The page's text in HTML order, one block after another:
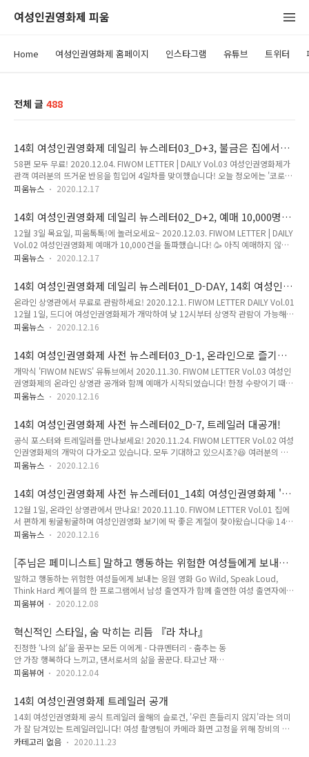
여성인권영화제 피움
Home 여성인권영화제 홈페이지 인스타그램 유튜브 트위터
전체 글 488
14회 여성인권영화제 데일리 뉴스레터03_D+3, 불금은 집에서
여성인권영화제와 함께!
58편 모두 무료! 2020.12.04. FIWOM LETTER | DAILY Vol.03 여성인권영화제가
관객 여러분의 뜨거운 반응을 힘입어 4일차를 맞이했습니다! 오늘 정오에는 '코로나,
격리된 가정폭력' 섹션의 작품 상영이 시작되오니 많은 관심 부탁드립니다. 🎟 또한,
움톡톡이 진행되었습니다! 온라인 상영관에서 다시 보실 수 있어요🕶 특별한 소식을
전하자면 12월 4일 오늘 저녁 7시에 여성인권영화제를 추최하는 '한국여성의전
화'의 여성인권 후원의 밤이 한국여성의전화 유튜브 채널을 통해 생중계 됩니다:) 참
여하시어 댓글 창을 빛내주세요. ✨ 4일차를 맞이한 여성인권영화제, 오늘 정오부터
12월 6일 일요일까지 상영하..
피움뉴스 2020.12.17
14회 여성인권영화제 데일리 뉴스레터02_D+2, 예매 10,000명
돌파! 아직도 예매 안하셨어요?
12월 3일 목요일, 피움톡톡!에 놀러오세요~ 2020.12.03. FIWOM LETTER | DAILY
Vol.02 여성인권영화제 예매가 10,000건을 돌파했습니다! 🥳 아직 예매하지 않으
신 분들은 서두르세요! 어제 열린 개막식은 즐겁게 시청하셨나요? 오늘 진행된 감독
진행될 행사들을 통해 영화를 더욱 풍부히 즐기실 수 있으니 많이 참여해 주세요😁
그리고 드디어 굿즈 맛집 여성인권영화제의 굿즈가 텀블벅에 공개되었습니다! 지금
바로 살펴보세요👀 개막식은 FIWOM NEWS로, 영화제의 이야기를 속속들이 담아
전해드렸습니다! 여성인권영화제 유튜브에서 다시 보실 수 있어요. 12월 2일 수요일
에 진행된 감독과의 대화와 피움톡!..
피움뉴스 2020.12.17
14회 여성인권영화제 데일리 뉴스레터01_D-DAY, 14회 여성인권
영화제 개막
온라인 상영관에서 무료로 관람하세요! 2020.12.1. FIWOM LETTER DAILY Vol.01
12월 1일, 드디어 여성인권영화제가 개막하여 낮 12시부터 상영작 관람이 가능해졌
는데 잘 보고 계신가요? 저녁 7시에는 온라인 개막식도 진행한다는 소식 잊지 않으
니다! 즐거운 영화 감상 후 소감을 나누고 싶다면 '문자로 리뷰 공유하기 이벤트'도
참여해주세요👏 출품공모 본선 진출작 발표 소식도 전해드립니다. 피움 온라인 상영
관에서 영화를 감상하실 수 있어요! 여성인권영화제 개막식이 12월 1일 화요일, '여
성인권영화제' 유튜브 채널에서 진행됩니다. 출품공모 역대 최다 339편의 출품작 가
운데 본선에 진출한 26편의 작품..
피움뉴스 2020.12.16
14회 여성인권영화제 사전 뉴스레터03_D-1, 온라인으로 즐기는
개막식&영화제
개막식 'FIWOM NEWS' 유튜브에서 2020.11.30. FIWOM LETTER Vol.03 여성인
권영화제의 온라인 상영관 공개와 함께 예매가 시작되었습니다! 한정 수량이기 때문
에 매진될 수 있으니 서둘러주세요🏃‍♀️ 또한, 개막식과 다양한 이벤트가 진행될 예정
지금 바로 예매하세요. 여성인권영화제 개막식 'FIWOM NEWS'가 12월 1일 화요일,
'여성인권영화제' 유튜브 채널에서 진행됩니다. 여성인권영화제 SNS에서 나만의 슬
로건 만들기, 댓글로 영화 같이 보고 싶은 친구 태그하기 등 다양한 이벤트를 시작했
어요! 온라인 무료 상영으로 진행되는 여성인권영화제는 여러분의 후원과 참여로 만
들어집니다🙆‍♀️ 네이버 해..
피움뉴스 2020.12.16
14회 여성인권영화제 사전 뉴스레터02_D-7, 트레일러 대공개!
공식 포스터와 트레일러를 만나보세요! 2020.11.24. FIWOM LETTER Vol.02 여성
인권영화제의 개막이 다가오고 있습니다. 모두 기대하고 있으시죠?😆 여러분의 기
대감을 더욱 증폭시킬 14회 여성인권영화제 공식 포스터와 트레일러를 오늘 공개합
인권영화제 '우린 흔들리지 않지' 공식 포스터 디자이너 : Studio fych 김희애 14회
여성인권영화제의 공식 포스터가 공개되었습니다! 우리를 흔들리게 하는 많은 상황
속에서도 굳건히 자리 잡아 정해진 길을 가는 레일처럼 성평등 사회로 가는 여정 중
흔들리지 않을 우리의 의지를 담았습니다😍 포스터 소개 보기 14회 여성인권영화제
트레일러 공개 [제작] 연출·각본·음악·편..
피움뉴스 2020.12.16
14회 여성인권영화제 사전 뉴스레터01_14회 여성인권영화제 '피
움' 12월 1일 개막🎬
12월 1일, 온라인 상영관에서 만나요! 2020.11.10. FIWOM LETTER Vol.01 집에
서 편하게 뒹굴뒹굴하며 여성인권영화 보기에 딱 좋은 계절이 찾아왔습니다🤩 14회
여성인권영화제가 12월 1일에 개막하여 10일까지 온라인으로 여러분 곁으로 찾아
막 소식과 함께 슬로건을 공개합니다👏 이번 영화제는 영화 리뷰와 행사 취재 기사를
작성하는 '피움뷰어'와 함께합니다. 본격적인 활동 전, 오리엔테이션을 진행하여 첫
인사를 나누었습니다😍 현장의 이야기를 피움뷰어의 후기로 만나보세요. 14회 여성
인권영화제, 12월 1일 개막! 👉 2020.12.01.(화)~10.(목) 👉 온라인 상영 👉 전면
무료 상영 14회 여성인권영화..
피움뉴스 2020.12.16
[주님은 페미니스트] 말하고 행동하는 위험한 여성들에게 보내는
응원
말하고 행동하는 위험한 여성들에게 보내는 응원 영화 Go Wild, Speak Loud,
Think Hard 케이블의 한 프로그램에서 남성 출연자가 함께 출연한 여성 출연자에게
'설치고, 떠들고, 말하고, 생각하고, 내가 싫어하는 모든 것을 갖췄다'라고 발언한 적
사회에서 어떻게 인식되고 있는지를 적나라하게 드러냈다. 사실, 여성에 대한 남성들
의 이러한 관념은 지역과 시대를 초월하여 존재해왔다고 할 수 있다. 슈테판 볼만의
책 『책 읽는 여자는 위험하다』가 이를 잘 설명해주고 있다. 문명이 시작된 후로부
터 남성은 기득권 유지를 위해 문자와 책, 지식으로부터 여성을 격리시켰던 것이다.
그 남성 출연자의 발언과 슈테판 볼만..
피움뷰어 2020.12.08
혁신적인 스타일, 숨 막히는 리듬 『라 차나』
진정한 ‘나의 삶'을 꿈꾸는 모든 이에게 - 다큐멘터리 - 춤추는 동
안 가장 행복하다 느끼고, 댄서로서의 삶을 꿈꾼다. 타고난 재능
과 부단한 노력은 예술가가 성취할 수 있는 최정상의 단계로 그
암울한 사건을 일으킨다. 일상을 비집고 들어와 그녀의 행복과
꿈을 방해한다. 그녀가 자기 뜻대로 살 수 있는 ‘나의 삶’을 꿈꾸
는 이상, 그의 일상은 곧 투쟁이다. 피움의 특별한 섹션 ‘일상과
투쟁의 나날들’의 추천작, 루시아 스토예비치 감독의 다큐멘터리
를 소개한다. 한 편의 공연과 같았던 삶 스페인 남부지방에서 발
피움뷰어 2020.12.04
14회 여성인권영화제 트레일러 공개
14회 여성인권영화제 공식 트레일러 올해의 슬로건, '우린 흔들리지 않지'라는 의미
가 잘 담겨있는 트레일러입니다! 여성 촬영팀이 카메라 화면 고정을 위해 장비의 수
평을 맞추는 모습과 촬영하는 결연한 눈빛을 통해 어떤 상황에도 흔들리지 않을 우리
카테고리 없음 2020.11.23